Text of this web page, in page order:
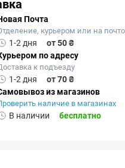
Почта
курьером или на
1-2 дня
от 50 ₴
по адресу
к подъезду
1-2 дня
от 70 ₴
из магазинов
наличие в магазинах
В наличии бесплатно